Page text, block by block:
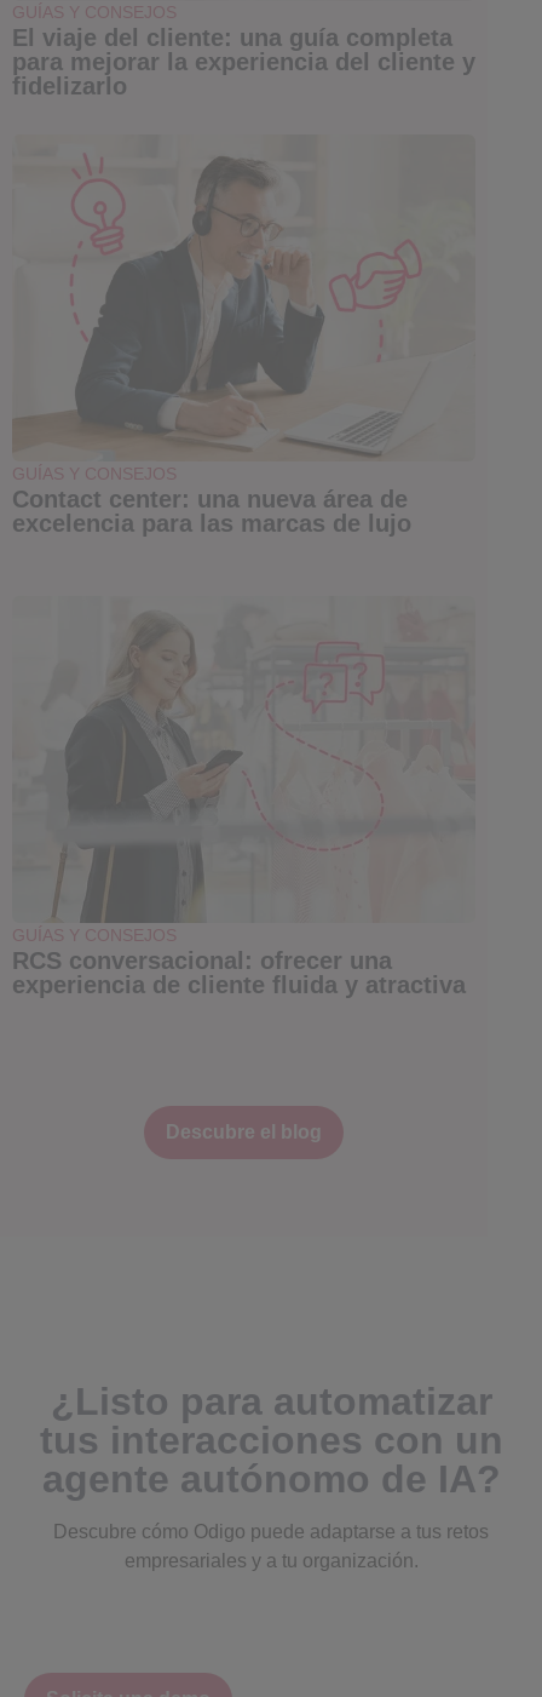
GUÍAS Y CONSEJOS
El viaje del cliente: una guía completa
para mejorar la experiencia del cliente y
fidelizarlo
GUÍAS Y CONSEJOS
Contact center: una nueva área de
excelencia para las marcas de lujo
GUÍAS Y CONSEJOS
RCS conversacional: ofrecer una
experiencia de cliente fluida y atractiva
Descubre el blog
¿Listo para automatizar
tus interacciones con un
agente autónomo de IA?
Descubre cómo Odigo puede adaptarse a tus retos
empresariales y a tu organización.